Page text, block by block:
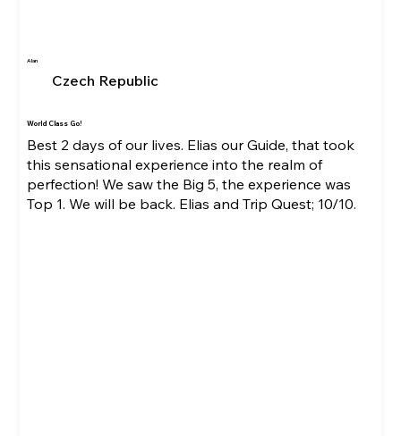
Alan
Czech Republic
World Class Go!
Best 2 days of our lives. Elias our Guide, that took
this sensational experience into the realm of
perfection! We saw the Big 5, the experience was
Top 1. We will be back. Elias and Trip Quest; 10/10.